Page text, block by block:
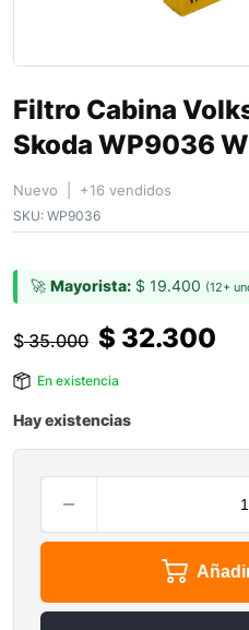
Filtro Cabina
Skoda WP9036
Nuevo | +16 vendidos
SKU: WP9036
🚀 Mayorista: $ 19.400 (12+
$35.000 $ 32.300
En existencia
Hay existencias